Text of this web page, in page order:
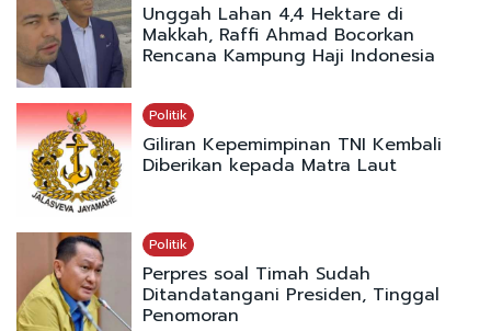
Unggah Lahan 4,4 Hektare di
Makkah, Raffi Ahmad Bocorkan
Rencana Kampung Haji Indonesia
Politik
Giliran Kepemimpinan TNI Kembali
Diberikan kepada Matra Laut
Politik
Perpres soal Timah Sudah
Ditandatangani Presiden, Tinggal
Penomoran